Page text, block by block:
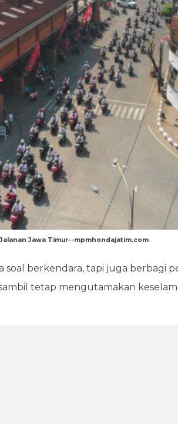
Jawa Timur--mpmhondajatim.com
soal berkendara, tapi juga berbagi
tetap mengutamakan